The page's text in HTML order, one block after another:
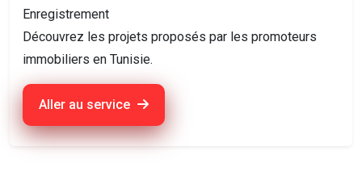
Enregistrement
Découvrez les projets proposés par les promoteurs
immobiliers en Tunisie.
Aller au service